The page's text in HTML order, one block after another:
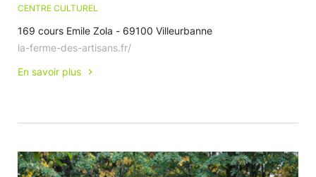
CENTRE CULTUREL
169 cours Emile Zola - 69100 Villeurbanne
la-ferme-des-artisans.fr/
En savoir plus